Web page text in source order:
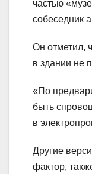
частью
собеседник
Он отметил,
в здании не
«По
быть
в
Другие
фактор,